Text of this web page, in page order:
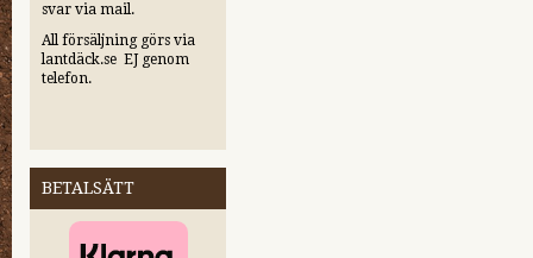
svar via mail.
All försäljning görs via
lantdäck.se EJ genom
telefon.
BETALSÄTT